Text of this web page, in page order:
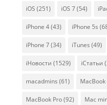
iOS (251) iOS 7(54)
iPhone 4(43) iPhone 5s
iPhone 7(34) iTunes (49)
iНовости (1529) iСтатьи
macadmins (61) MacBook
MacBook Pro(92) Mac